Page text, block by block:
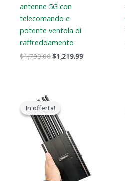
antenne 5G con
telecomando e
potente ventola di
raffreddamento
$1,799.00$1,219.99
In offerta!
In offerta!
Il
prezzo
originale
era:
$999.00.